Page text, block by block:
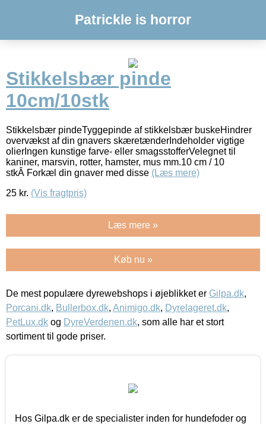
Patrickle is horror
Stikkelsbær pinde
10cm/10stk
Stikkelsbær pindeTyggepinde af stikkelsbær buskeHindrer
overvækst af din gnavers skæretænderIndeholder vigtige
olierIngen kunstige farve- eller smagsstofferVelegnet til
kaniner, marsvin, rotter, hamster, mus mm.10 cm / 10
stkÂ Forkæl din gnaver med disse (Læs mere)
25 kr. (Vis fragtpris)
Læs mere »
Køb nu »
De mest populære dyrewebshops i øjeblikket er Gilpa.dk,
Porcani.dk, Bullerbox.dk, Animigo.dk, Dyrelageret.dk,
PetLux.dk og DyreVerdenen.dk, som alle har et stort
sortiment til gode priser.
Hos Gilpa.dk er de specialister inden for hundefoder og